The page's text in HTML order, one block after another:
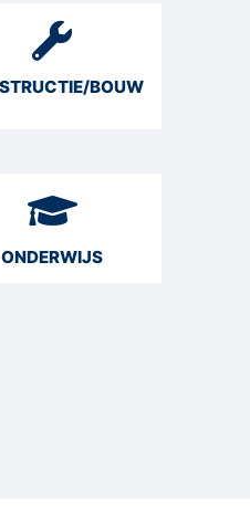
BOUW
ONDERWIJS